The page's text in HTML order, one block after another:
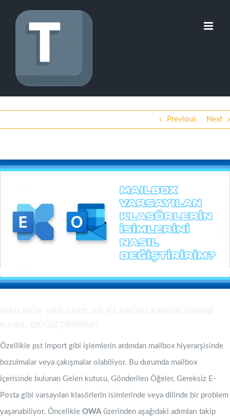
Previous Next
Özellikle pst import gibi işlemlerin ardından mailbox hiyerarşisinde
bozulmalar veya çakışmalar olabiliyor. Bu durumda mailbox
içerisinde bulunan Gelen kutusu, Gönderilen Öğeler, Gereksiz E-
Posta gibi varsayılan klasörlerin isimlerinde veya dilinde bir problem
yaşanabiliyor. Öncelikle OWA üzerinden aşağıdaki adımları takip